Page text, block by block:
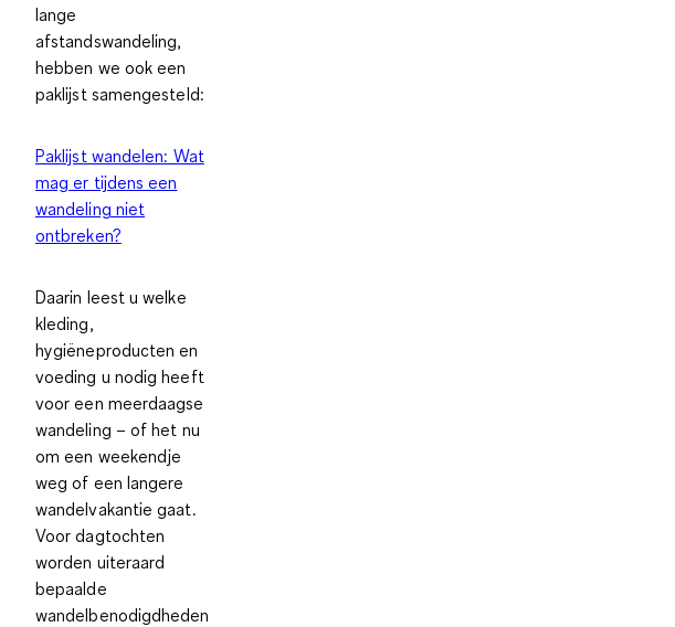
lange
afstandswandeling,
hebben we ook een
paklijst samengesteld:
Paklijst wandelen: Wat
mag er tijdens een
wandeling niet
ontbreken?
Daarin leest u welke
kleding,
hygiëneproducten en
voeding u nodig heeft
voor een meerdaagse
wandeling – of het nu
om een weekendje
weg of een langere
wandelvakantie gaat.
Voor dagtochten
worden uiteraard
bepaalde
wandelbenodigdheden